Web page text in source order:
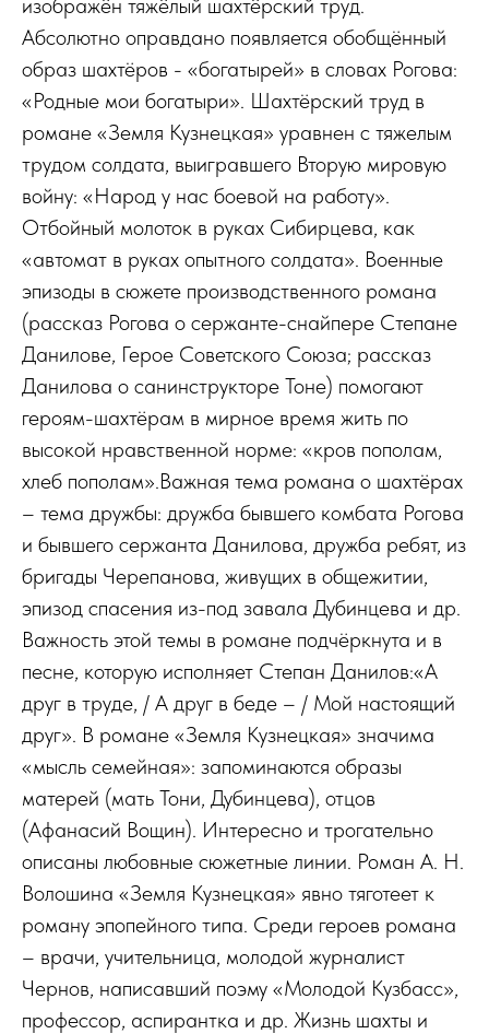
изображён тяжёлый шахтёрский труд.
Абсолютно оправдано появляется обобщённый
образ шахтёров - «богатырей» в словах Рогова:
«Родные мои богатыри». Шахтёрский труд в
романе «Земля Кузнецкая» уравнен с тяжелым
трудом солдата, выигравшего Вторую мировую
войну: «Народ у нас боевой на работу».
Отбойный молоток в руках Сибирцева, как
«автомат в руках опытного солдата». Военные
эпизоды в сюжете производственного романа
(рассказ Рогова о сержанте-снайпере Степане
Данилове, Герое Советского Союза; рассказ
Данилова о санинструкторе Тоне) помогают
героям-шахтёрам в мирное время жить по
высокой нравственной норме: «кров пополам,
хлеб пополам».Важная тема романа о шахтёрах
– тема дружбы: дружба бывшего комбата Рогова
и бывшего сержанта Данилова, дружба ребят, из
бригады Черепанова, живущих в общежитии,
эпизод спасения из-под завала Дубинцева и др.
Важность этой темы в романе подчёркнута и в
песне, которую исполняет Степан Данилов:«А
друг в труде, / А друг в беде – / Мой настоящий
друг». В романе «Земля Кузнецкая» значима
«мысль семейная»: запоминаются образы
матерей (мать Тони, Дубинцева), отцов
(Афанасий Вощин). Интересно и трогательно
описаны любовные сюжетные линии. Роман А. Н.
Волошина «Земля Кузнецкая» явно тяготеет к
роману эпопейного типа. Среди героев романа
– врачи, учительница, молодой журналист
Чернов, написавший поэму «Молодой Кузбасс»,
профессор, аспирантка и др. Жизнь шахты и